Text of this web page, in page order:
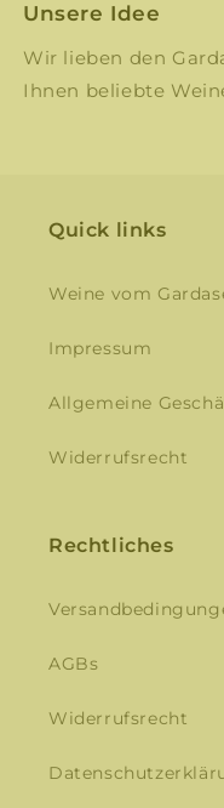
Unsere Idee
Wir lieben den
Ihnen beliebte
Quick links
Weine vom
Impressum
Allgemeine
Widerrufsrecht
Rechtliches
AGBs
Widerrufsrecht